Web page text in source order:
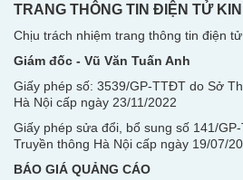
TRANG THÔNG TIN ĐIỆN TỬ
Chịu trách nhiệm trang thông tin điện
Giám đốc - Vũ Văn Tuấn Anh
Giấy phép số: 3539/GP-TTĐT do Sở
Hà Nội cấp ngày 23/11/2022
Giấy phép sửa đổi, bổ sung số 141/
Truyền thông Hà Nội cấp ngày 19/07/
BÁO GIÁ QUẢNG CÁO